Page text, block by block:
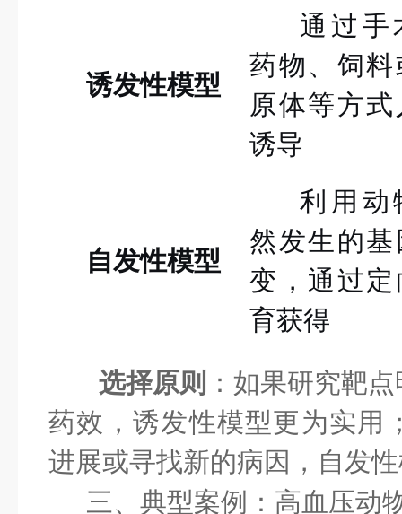
诱发性模型
通过手
药物、饲料
原体等方式
诱导
自发性模型
利用动
然发生的基
变，通过定
育获得
选择原则 ：如果研究靶
药效，诱发性模型更为实用
进展或寻找新的病因，自发
三、典型案例：高血压动